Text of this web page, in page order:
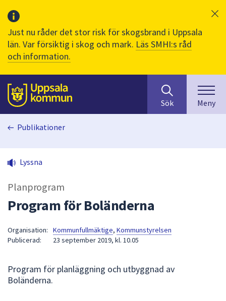
Just nu råder det stor risk för skogsbrand i Uppsala
län. Var försiktig i skog och mark. Läs SMHI:s råd
och information.
Till sidans
huvudinnehåll
efter
innehåll
på
sökfältet
kommer
sökförslag
att
fältet.
Sök Meny
Publikationer
Lyssna
Planprogram
Program för Boländerna
Organisation: Kommunfullmäktige, Kommunstyrelsen
Publicerad:
23 september 2019, kl. 10.05
Program för planläggning och utbyggnad av
Boländerna.